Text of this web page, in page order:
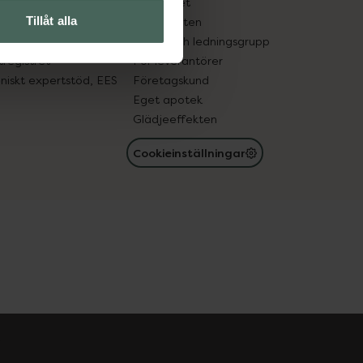
Tillåt alla
in gammal medicin
läkemedel
expertstöd, EES
Samarbeten
Ägare och ledningsgrupp
För leverantörer
Företagskund
Eget apotek
Glädjeeffekten
Cookieinställningar